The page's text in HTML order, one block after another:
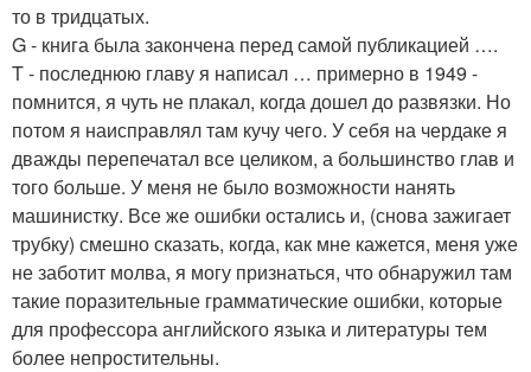
то в тридцатых.
G - книга была закончена перед самой публикацией ….
T - последнюю главу я написал … примерно в 1949 -
помнится, я чуть не плакал, когда дошел до развязки. Но
потом я наисправлял там кучу чего. У себя на чердаке я
дважды перепечатал все целиком, а большинство глав и
того больше. У меня не было возможности нанять
машинистку. Все же ошибки остались и, (снова зажигает
трубку) смешно сказать, когда, как мне кажется, меня уже
не заботит молва, я могу признаться, что обнаружил там
такие поразительные грамматические ошибки, которые
для профессора английского языка и литературы тем
более непростительны.